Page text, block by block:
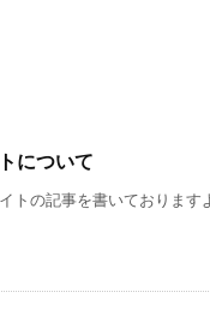
について
トの記事を書いておりま